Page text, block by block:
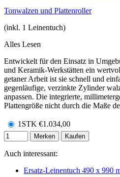
Tonwalzen und Plattenroller
(inkl. 1 Leinentuch)
Alles Lesen
Entwickelt für den Einsatz in
und Keramik-Werkstätten ein
getaner Arbeit ist sie schnell und
gegenläufige, verzinkte Zylinder
anpassen. Die integrierte,
Plattengröße nicht durch die Maße
1STK €1.034,00
Merken Kaufen
Auch interessant:
Ersatz-Leinentuch 490 x 990